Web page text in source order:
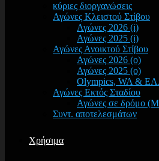
κύριες διοργανώσεις
Αγώνες Κλειστού Στίβου
Αγώνες 2026 (i)
Αγώνες 2025 (i)
Αγώνες Ανοικτού Στίβου
Αγώνες 2026 (o)
Αγώνες 2025 (o)
Olympics, WA &
Αγώνες Εκτός Σταδίου
Αγώνες σε δρόμο
Συντ. αποτελεσμάτων
Χρήσιμα